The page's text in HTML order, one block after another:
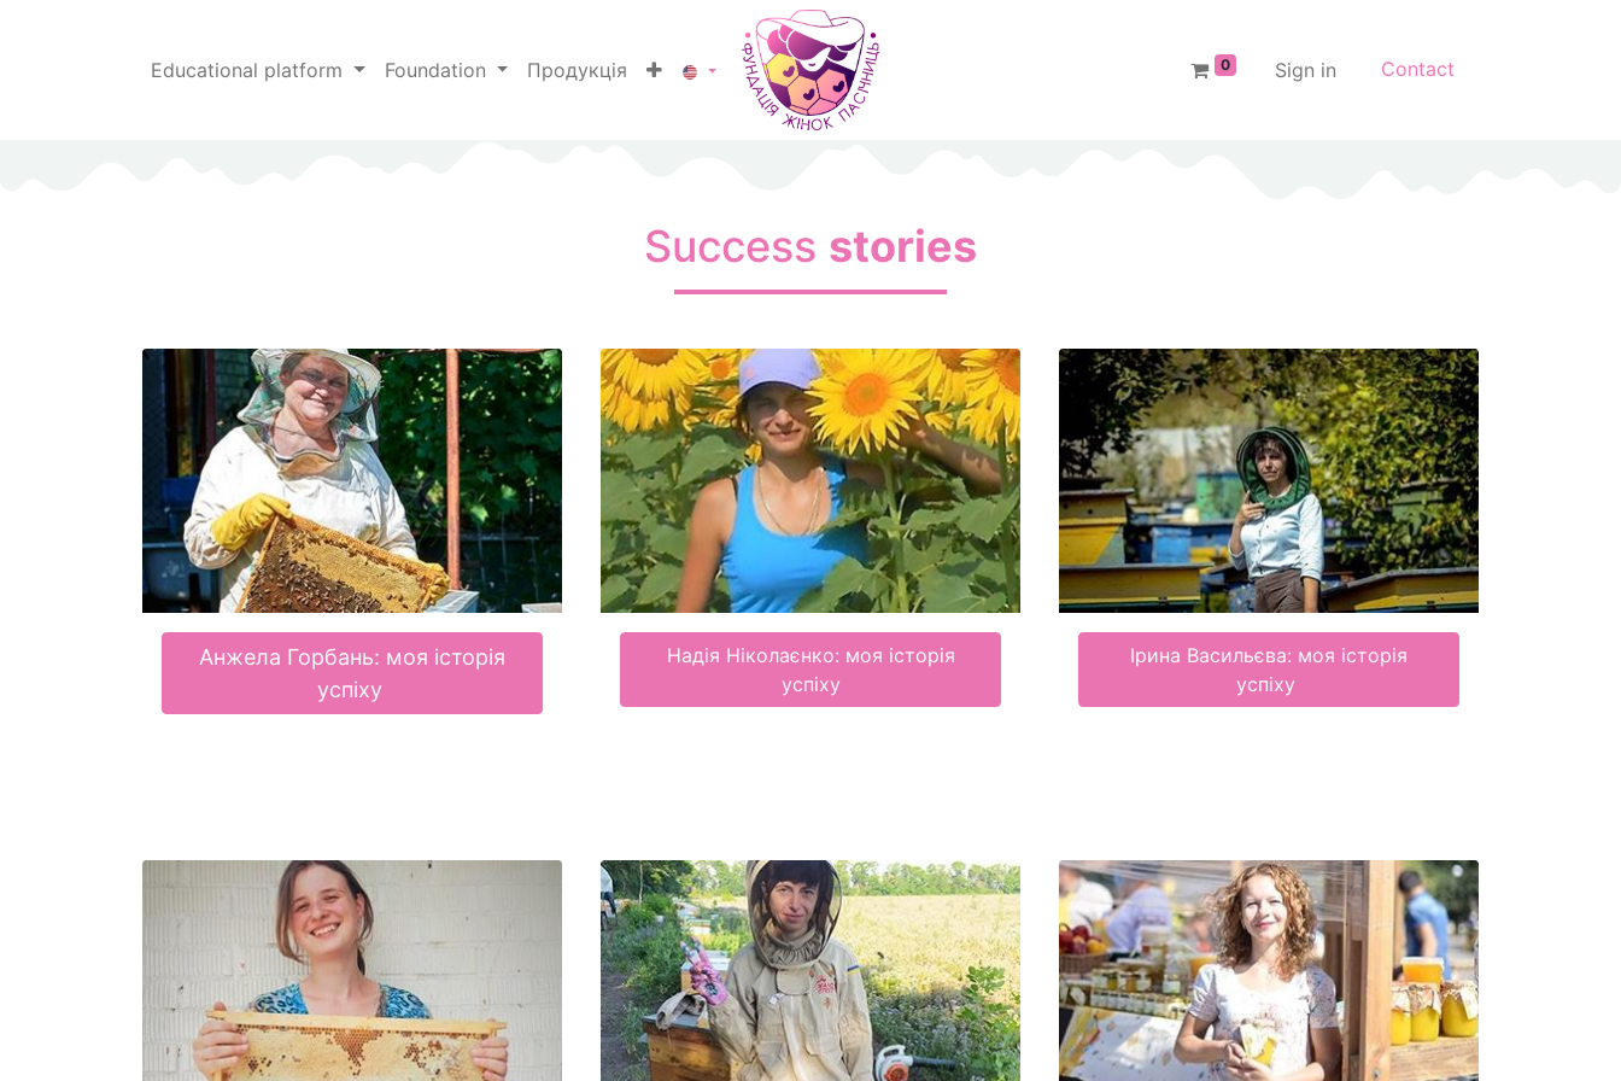
0 Sign in Contact
Educational platform Foundation Продукція
Success stories
Анжела Горбань: моя історія
успіху
Надія Ніколаєнко: моя історія
успіху
Ірина Васильєва: моя історія
успіху